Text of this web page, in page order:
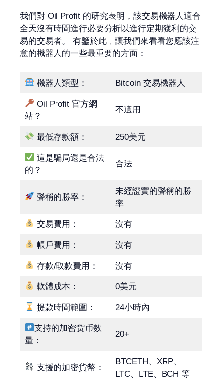
我們對 Oil Profit 的研究表明，該交易機器人適合
全天沒有時間進行必要分析以進行定期獲利的交
易的交易者。 有鑒於此，讓我們來看看您應該注
意的機器人的一些最重要的方面：
機器人類型： Bitcoin 交易機器人
Oil Profit 官方網
站？
不適用
最低存款額： 250美元
這是騙局還是合法
的？
合法
聲稱的勝率：
未經證實的聲稱的勝
率
交易費用： 沒有
帳戶費用： 沒有
存款/取款費用： 沒有
軟體成本： 0美元
提款時間範圍： 24小時內
支持的加密货币数
量：
20+
支援的加密貨幣：
BTCETH、XRP、
LTC、LTE、BCH 等